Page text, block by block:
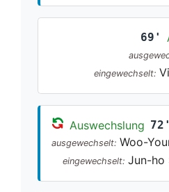
69'
eingewechselt:
Auswechslung 72'
ausgewechselt: Woo-
eingewechselt: Jun-ho